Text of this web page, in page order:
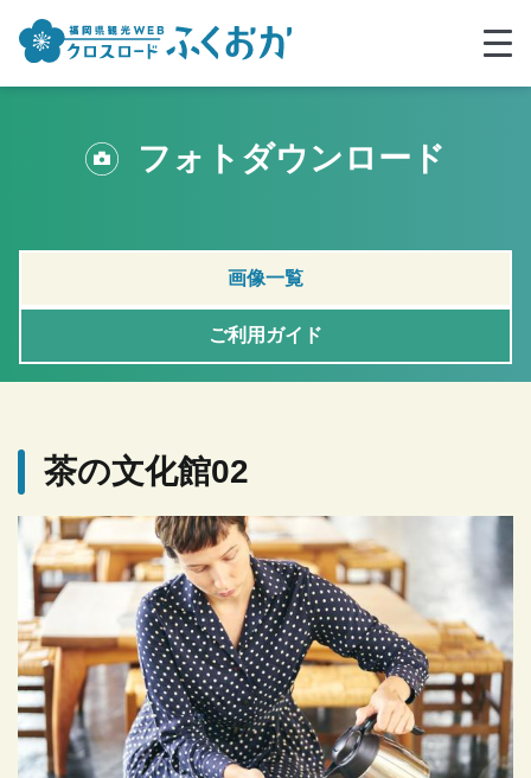
フォトダウンロード
画像一覧
ご利用ガイド
茶の文化館02